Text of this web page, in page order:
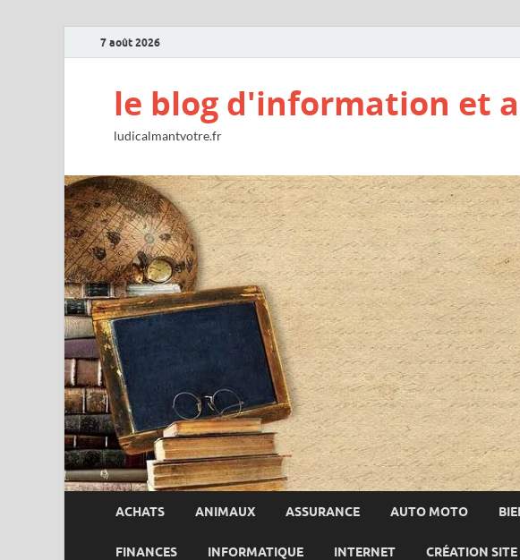
7 août 2026
le blog d'information et
ludicalmantvotre.fr
ACHATS ANIMAUX ASSURANCE AUTO MOTO
FINANCES INFORMATIQUE INTERNET CRÉATION SITE